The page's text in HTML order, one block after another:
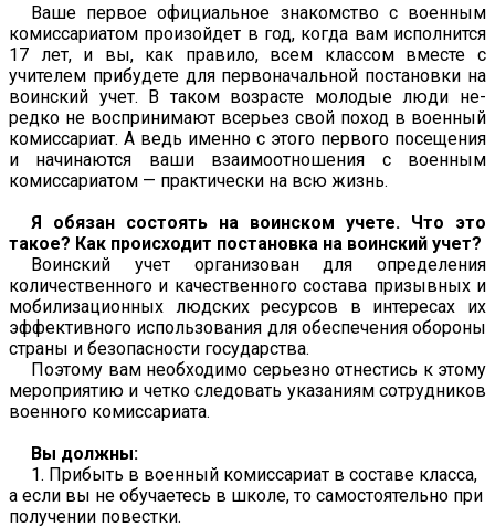
Ваше первое официальное знакомство с военным
комиссариа­том произойдет в год, когда вам исполнится
17 лет, и вы, как прави­ло, всем классом вместе с
учителем прибудете для первоначальной постановки на
воинский учет. В таком возрасте молодые люди не­
редко не воспринимают всерьез свой поход в военный
комиссари­ат. А ведь именно с этого первого посещения
и начинаются ваши взаимоотношения с военным
комиссариатом — практически на всю жизнь.
Я обязан состоять на воинском учете. Что это
такое? Как происходит постановка на воинский учет?
Воинский учет организован для определения
количественного и качественного состава призывных и
мобилизационных людских ресурсов в интересах их
эффективного использования для обеспе­чения обороны
страны и безопасности государства.
Поэтому вам необходимо серьезно отнестись к этому
меропри­ятию и четко следовать указаниям сотрудников
военного комисса­риата.
Вы должны:
1. Прибыть в военный комиссариат в составе класса,
а если вы не обучаетесь в школе, то самостоятельно при
получении по­вестки.